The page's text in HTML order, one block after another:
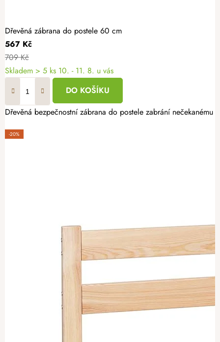
Dřevěná zábrana do postele 60 cm
567 Kč
709 Kč
Skladem > 5 ks 10. - 11. 8. u vás
DO KOŠÍKU
Dřevěná bezpečnostní zábrana do postele zabrání
-20%